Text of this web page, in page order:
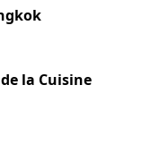
la Cuisine